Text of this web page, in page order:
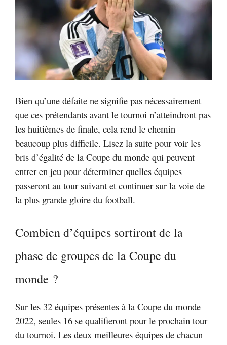
Bien qu’une défaite ne signifie pas nécessairement
que ces prétendants avant le tournoi n’atteindront pas
les huitièmes de finale, cela rend le chemin
beaucoup plus difficile. Lisez la suite pour voir les
bris d’égalité de la Coupe du monde qui peuvent
entrer en jeu pour déterminer quelles équipes
passeront au tour suivant et continuer sur la voie de
la plus grande gloire du football.
Combien d’équipes sortiront de la
phase de groupes de la Coupe du
monde ?
Sur les 32 équipes présentes à la Coupe du monde
2022, seules 16 se qualifieront pour le prochain tour
du tournoi. Les deux meilleures équipes de chacun